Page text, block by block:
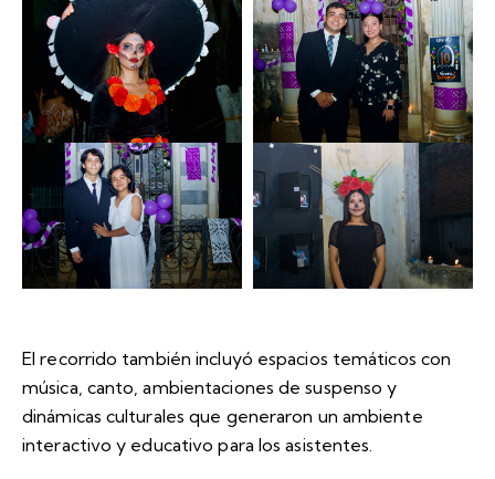
El recorrido también incluyó espacios temáticos con
música, canto, ambientaciones de suspenso y
dinámicas culturales que generaron un ambiente
interactivo y educativo para los asistentes.